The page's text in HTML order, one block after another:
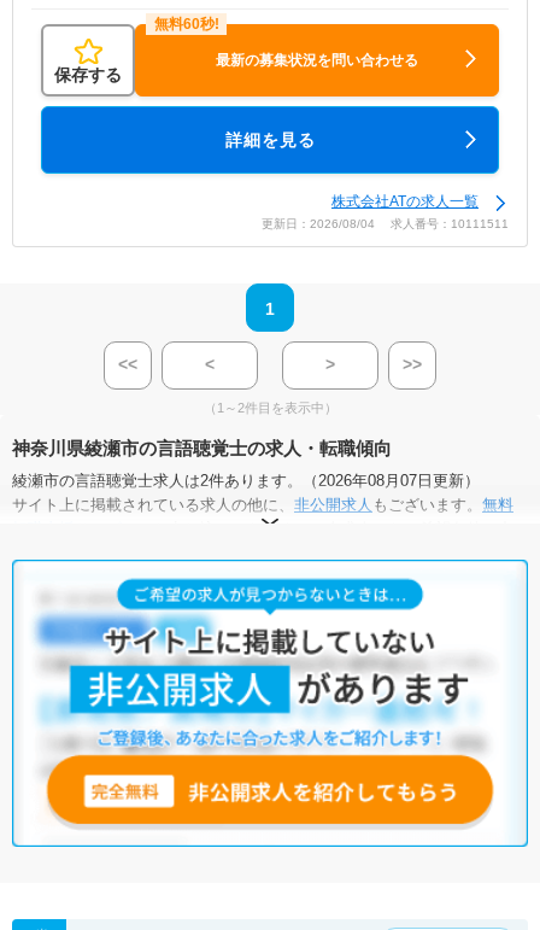
保存する
最新の募集状況を問い合わせる
詳細を見る
株式会社ATの求人一覧
更新日：2026/08/04 求人番号：10111511
1
<< < > >>
（1～2件目を表示中）
神奈川県綾瀬市の言語聴覚士の求人・転職傾向
綾瀬市の言語聴覚士求人は2件あります。（2026年08月07日更新）
サイト上に掲載されている求人の他に、 非公開求人 もございます。 無料
にお申し込みいただくと、全求人からご希望条件に合
綾瀬市の言語聴覚士求人では以下のような条件が人気です。
土日祝休・残業少なめ・ 託児所・育児補助あり ・
・介護福祉施設・訪問リハビリ(在宅医療)
他の条件でも人気の求人がございますので、「こだわり条件」から検索
いただくか、お気軽にお問い合わせください。
全国の言語聴覚士求人から検索いただくことも可能です。
無料転職支援サービス
にお申し込みいただくと、ご希望条件をヒアリン
グした上で求人をご提案いたします。
ご希望条件がまだ定まっていない方は人気の希望条件をピックアップし
い。